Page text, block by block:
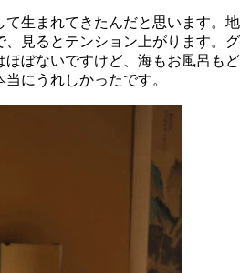
生まれてきたんだと思います。地
、見るとテンション上がります。グ
ほぼないですけど、海もお風呂もど
にうれしかったです。